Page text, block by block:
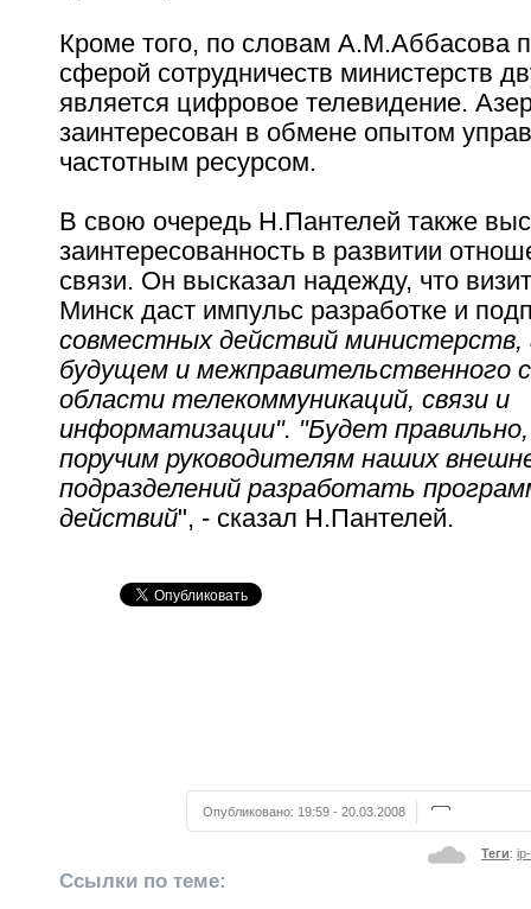
Кроме того, по словам А.М.Аббасова
сферой сотрудничеств министерств
является цифровое телевидение.
заинтересован в обмене опытом
частотным ресурсом.
В свою очередь Н.Пантелей также
заинтересованность в развитии
связи. Он высказал надежду, что
Минск даст импульс разработке и
совместных действий министерств,
будущем и межправительственного
области телекоммуникаций, связи и
информатизации". "Будет
поручим руководителям наших
подразделений разработать
действий", - сказал Н.Пантелей.
Опубликовано: 19:59 - 20.03.2008
Теги:
Ссылки по теме: